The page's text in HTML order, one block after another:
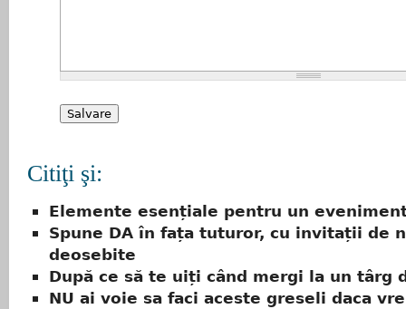
Citiţi şi:
Elemente esențiale pentru un
Spune DA în fața tuturor, cu invitații de
deosebite
După ce să te uiți când mergi la un târg
NU ai voie sa faci aceste greseli daca